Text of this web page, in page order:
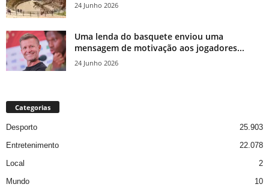
24 Junho 2026
Uma lenda do basquete enviou uma
mensagem de motivação aos jogadores...
24 Junho 2026
Categorias
Desporto
25.903
Entretenimento
22.078
Local
2
Mundo
10